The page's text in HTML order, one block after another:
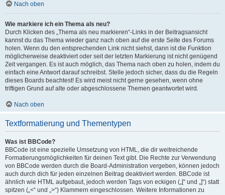
Nach oben
Wie markiere ich ein Thema als neu?
Durch Klicken des „Thema als neu markieren“-Links in der Beitragsansicht
kannst du das Thema wieder ganz nach oben auf die erste Seite des Forums
holen. Wenn du den entsprechenden Link nicht siehst, dann ist die Funktion
möglicherweise deaktiviert oder seit der letzten Markierung ist nicht genügend
Zeit vergangen. Es ist auch möglich, das Thema nach oben zu holen, indem du
einfach eine Antwort darauf schreibst. Stelle jedoch sicher, dass du die Regeln
dieses Boards beachtest! Es wird meist nicht gerne gesehen, wenn ohne
triftigen Grund auf alte oder abgeschlossene Themen geantwortet wird.
Nach oben
Textformatierung und Thementypen
Was ist BBCode?
BBCode ist eine spezielle Umsetzung von HTML, die dir weitreichende
Formatierungsmöglichkeiten für deinen Text gibt. Die Rechte zur Verwendung
von BBCode werden durch die Board-Administration vergeben, können jedoch
auch durch dich für jeden einzelnen Beitrag deaktiviert werden. BBCode ist
ähnlich wie HTML aufgebaut, jedoch werden Tags von eckigen („[“ und „]“) statt
spitzen („<“ und „>“) Klammern eingeschlossen. Weitere Informationen zu